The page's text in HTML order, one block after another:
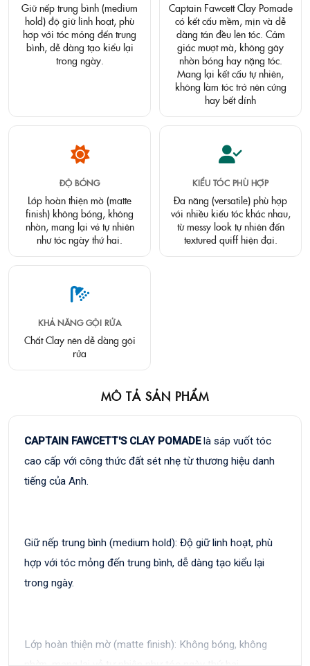
Giữ nếp trung bình (medium
hold) độ giữ linh hoạt, phù
hợp với tóc mỏng đến trung
bình, dễ dàng tạo kiểu lại
trong ngày.
Captain Fawcett Clay Pomade
có kết cấu mềm, mịn và dễ
dàng tán đều lên tóc. Cảm
giác mượt mà, không gây
nhờn bóng hay nặng tóc.
Mang lại kết cấu tự nhiên,
không làm tóc trở nên cứng
hay bết dính
ĐỘ BÓNG
Lớp hoàn thiện mờ (matte
finish) không bóng, không
nhờn, mang lại vẻ tự nhiên
như tóc ngày thứ hai.
KIỂU TÓC PHÙ HỢP
Đa năng (versatile) phù hợp
với nhiều kiểu tóc khác nhau,
từ messy look tự nhiên đến
textured quiff hiện đại.
KHẢ NĂNG GỘI RỬA
Chất Clay nên dễ dàng gội
rửa
MÔ TẢ SẢN PHẨM
CAPTAIN FAWCETT'S CLAY POMADElà sáp vuốt tóc
cao cấp với công thức đất sét nhẹ từ thương hiệu danh
tiếng của Anh.
Giữ nếp trung bình (medium hold): Độ giữ linh hoạt, phù
hợp với tóc mỏng đến trung bình, dễ dàng tạo kiểu lại
trong ngày.
Lớp hoàn thiện mờ (matte finish): Không bóng, không